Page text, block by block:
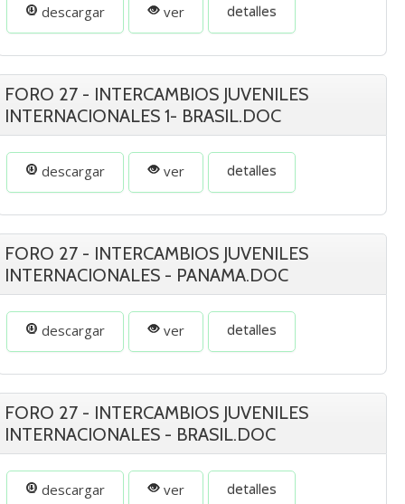
descargar ver detalles
FORO 27 - INTERCAMBIOS JUVENILES
INTERNACIONALES 1- BRASIL.DOC
descargar ver detalles
FORO 27 - INTERCAMBIOS JUVENILES
INTERNACIONALES - PANAMA.DOC
descargar ver detalles
FORO 27 - INTERCAMBIOS JUVENILES
INTERNACIONALES - BRASIL.DOC
descargar ver detalles